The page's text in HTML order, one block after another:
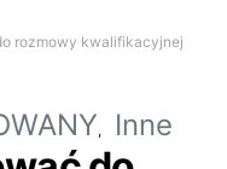
rozmowy kwalifikacyjnej
Inne